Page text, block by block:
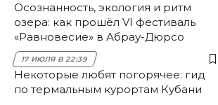
Осознанность, экология и ритм
озера: как прошёл VI фестиваль
«Равновесие» в Абрау-Дюрсо
17 ИЮЛЯ В 22:39
Некоторые любят погорячее: гид
по термальным курортам Кубани